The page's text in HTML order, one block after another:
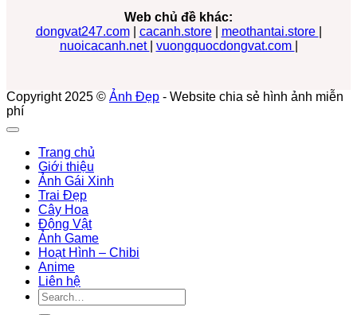
Web chủ đề khác:
dongvat247.com| cacanh.store| meothantai.store
nuoicacanh.net
vuongquocdongvat.com
Copyright 2025 © Ảnh Đẹp - Website chia sẻ hình ảnh miễn
phí
Trang chủ
Giới thiệu
Ảnh Gái Xinh
Trai Đẹp
Cây Hoa
Động Vật
Ảnh Game
Hoạt Hình – Chibi
Anime
Liên hệ